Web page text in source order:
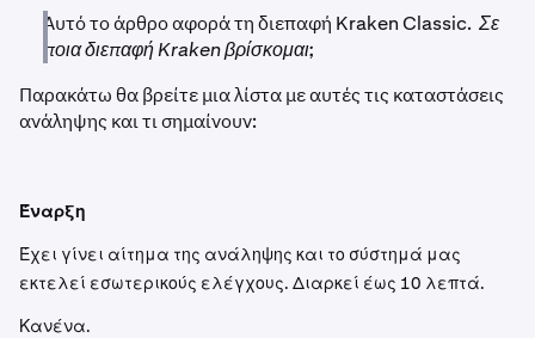
Αυτό το άρθρο αφορά τη διεπαφή Kraken Classic. Σε
ποια διεπαφή Kraken βρίσκομαι;
Παρακάτω θα βρείτε μια λίστα με αυτές τις καταστάσεις
ανάληψης και τι σημαίνουν:
Έναρξη
Έχει γίνει αίτημα της ανάληψης και το σύστημά μας
εκτελεί εσωτερικούς ελέγχους. Διαρκεί έως 10 λεπτά.
Κανένα.